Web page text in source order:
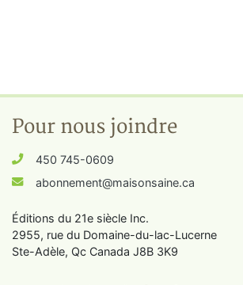
Pour nous joindre
450 745-0609
abonnement@maisonsaine.ca
Éditions du 21e siècle Inc.
2955, rue du Domaine-du-lac-Lucerne
Ste-Adèle, Qc Canada J8B 3K9